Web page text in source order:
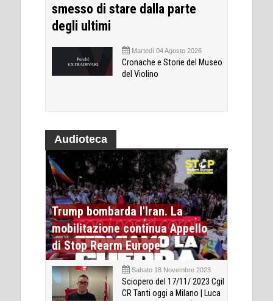
smesso di stare dalla parte
degli ultimi
Martedì 04 Agosto 2026
Cronache e Storie del Museo
del Violino
Audioteca
Trump bombarda l'Iran. La
mobilitazione continua Appello
di Stop Rearm Europe
Sabato 18 Novembre 2023
Sciopero del 17/11/ 2023 Cgil
CR Tanti oggi a Milano | Luca